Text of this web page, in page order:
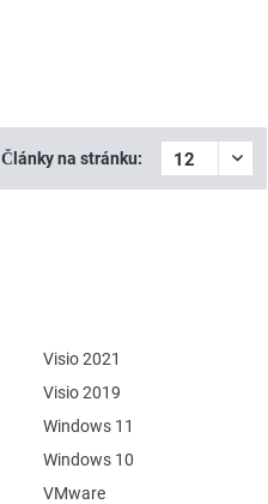
Články na stránku:
Visio 2021
Visio 2019
Windows 11
Windows 10
VMware